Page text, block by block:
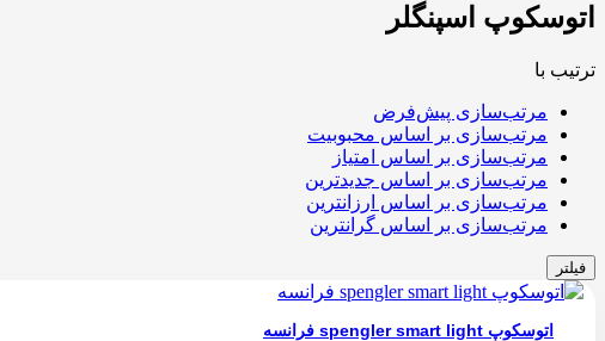
اتوسکوپ اسپنگلر
ترتیب با
مرتب‌سازی پیش‌فرض
مرتب‌سازی بر اساس محبوبیت
مرتب‌سازی بر اساس امتیاز
مرتب‌سازی بر اساس جدیدترین
مرتب‌سازی بر اساس ارزانترین
مرتب‌سازی بر اساس گرانترین
فیلتر
اتوسکوپ spengler smart light فرانسه